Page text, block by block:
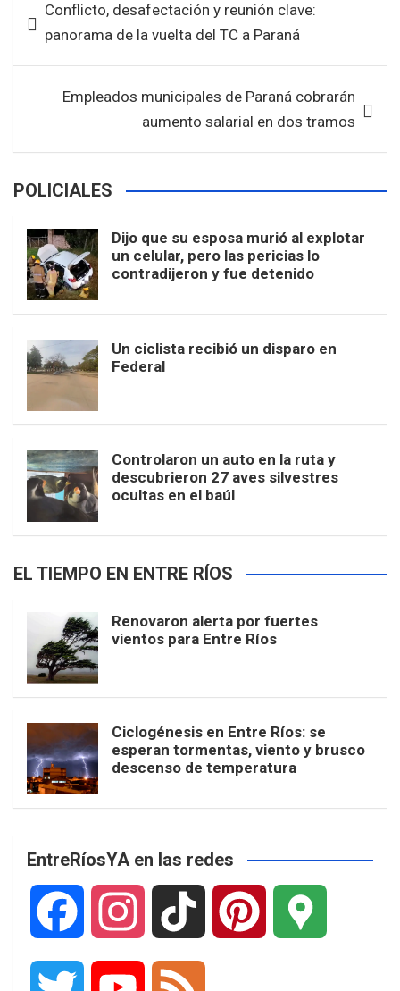
o
o
k
A
p
p
de
entradas
Conflicto, desafectación y reunión clave:
panorama de la vuelta del TC a Paraná
Empleados municipales de Paraná cobrarán
aumento salarial en dos tramos
POLICIALES
Dijo que su esposa murió al explotar
un celular, pero las pericias lo
contradijeron y fue detenido
Un ciclista recibió un disparo en
Federal
Controlaron un auto en la ruta y
descubrieron 27 aves silvestres
ocultas en el baúl
EL TIEMPO EN ENTRE RÍOS
Renovaron alerta por fuertes
vientos para Entre Ríos
Ciclogénesis en Entre Ríos: se
esperan tormentas, viento y brusco
descenso de temperatura
EntreRíosYA en las redes